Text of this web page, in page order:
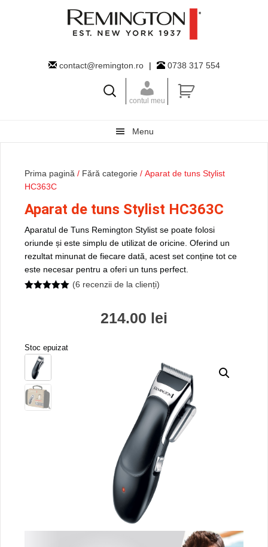
contact@remington.ro
| 0738 317 554
contul meu
Menu
Prima pagină / Fără categorie / Aparat de tuns Stylist
HC363C
Aparat de tuns Stylist HC363C
Aparatul de Tuns Remington Stylist se poate folosi
oriunde și este simplu de utilizat de oricine. Oferind un
rezultat minunat de fiecare dată, acest set conține tot ce
este necesar pentru a oferi un tuns perfect.
(6 recenzii de la clienți)
214.00 lei
Stoc epuizat